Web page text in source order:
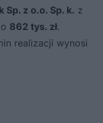
z o.o. Sp. k. z
862 tys. zł.
realizacji wynosi